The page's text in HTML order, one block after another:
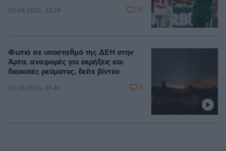
05.08.2026, 23:24 72
Φωτιά σε υποσταθμό της ΔΕΗ στην
Άρτα, αναφορές για εκρήξεις και
διακοπές ρεύματος, δείτε βίντεο
06.08.2026, 01:46 5